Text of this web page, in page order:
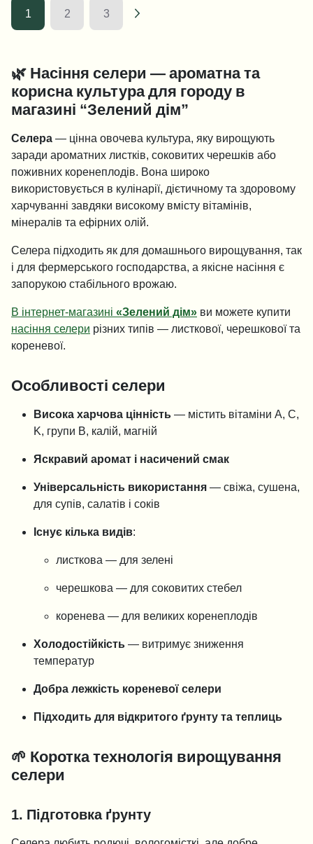
1 2 3
🌿 Насіння селери — ароматна та
корисна культура для городу в
магазині “Зелений дім”
Селера — цінна овочева культура, яку вирощують
заради ароматних листків, соковитих черешків або
поживних коренеплодів. Вона широко
використовується в кулінарії, дієтичному та здоровому
харчуванні завдяки високому вмісту вітамінів,
мінералів та ефірних олій.
Селера підходить як для домашнього вирощування, так
і для фермерського господарства, а якісне насіння є
запорукою стабільного врожаю.
В інтернет-магазині «Зелений дім» ви можете купити
насіння селери різних типів — листкової, черешкової та
кореневої.
Особливості селери
Висока харчова цінність — містить вітаміни A, C,
K, групи B, калій, магній
Яскравий аромат і насичений смак
Універсальність використання — свіжа, сушена,
для супів, салатів і соків
Існує кілька видів:
листкова — для зелені
черешкова — для соковитих стебел
коренева — для великих коренеплодів
Холодостійкість — витримує зниження
температур
Добра лежкість кореневої селери
Підходить для відкритого ґрунту та теплиць
🌱 Коротка технологія вирощування
селери
1. Підготовка ґрунту